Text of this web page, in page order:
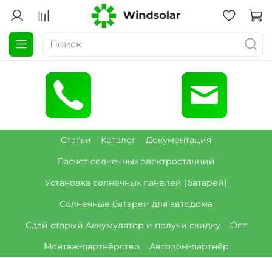
Статьи Каталог
Документация
Расчет солнечных электростанций
Установка солнечных панелей (батарей)
Солнечные батареи для автодома
Сдай старый Аккумулятор и получи скидку
Опт
Монтаж‑партнёрство
Автодом‑партнёр